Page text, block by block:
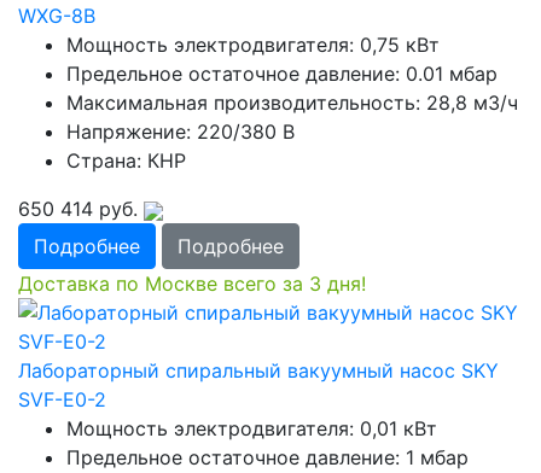
WXG-8В
Мощность электродвигателя: 0,75 кВт
Предельное остаточное давление: 0.01 мбар
Максимальная производительность: 28,8 м3/ч
Напряжение: 220/380 В
Страна: КНР
650 414 руб.
Подробнее
Подробнее
Доставка по Москве всего за 3 дня!
Лабораторный спиральный вакуумный насос SKY
SVF-E0-2
Мощность электродвигателя: 0,01 кВт
Предельное остаточное давление: 1 мбар